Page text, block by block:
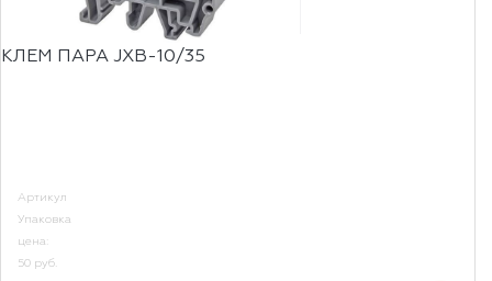
КЛЕМ ПАРА JXB-10/35
Артикул
Упаковка
цена:
50 руб.